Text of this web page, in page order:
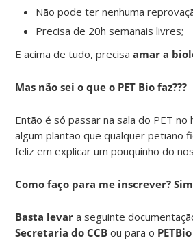
Não pode ter nenhuma
Precisa de 20h semanais livres;
E acima de tudo, precisaamar a
Mas não sei o que o PET Bio faz???
Então é só passar na sala do PET no
algum plantão que qualquer petiano
feliz em explicar um pouquinho do
Como faço para me inscrever?
Basta levar a seguinte
Secretaria do CCB ou para o PETBio